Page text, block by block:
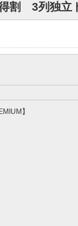
割 3列独立
】